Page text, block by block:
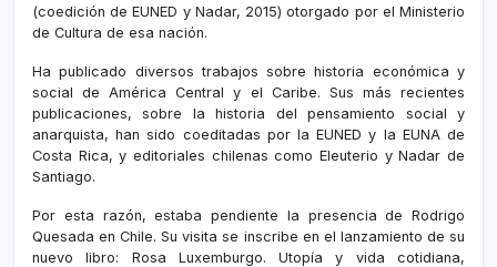
(coedición de EUNED y Nadar, 2015) otorgado por el Ministerio
de Cultura de esa nación.
Ha publicado diversos trabajos sobre historia económica y
social de América Central y el Caribe. Sus más recientes
publicaciones, sobre la historia del pensamiento social y
anarquista, han sido coeditadas por la EUNED y la EUNA de
Costa Rica, y editoriales chilenas como Eleuterio y Nadar de
Santiago.
Por esta razón, estaba pendiente la presencia de Rodrigo
Quesada en Chile. Su visita se inscribe en el lanzamiento de su
nuevo libro: Rosa Luxemburgo. Utopía y vida cotidiana,